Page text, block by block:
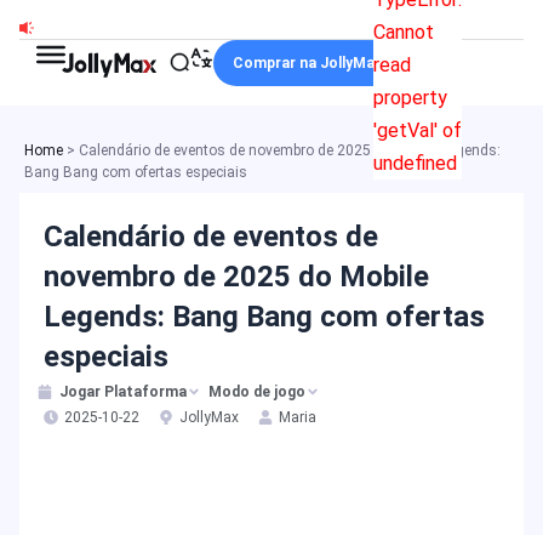
para
Cannot
read
property
'getVal' of
undefined
Comprar na JollyMax
Home > Calendário de eventos de novembro de 2025 do Mobile Legends:
Bang Bang com ofertas especiais
Calendário de eventos de
novembro de 2025 do Mobile
Legends: Bang Bang com ofertas
especiais
Jogar Plataforma
Modo de jogo
2025-10-22
JollyMax Maria